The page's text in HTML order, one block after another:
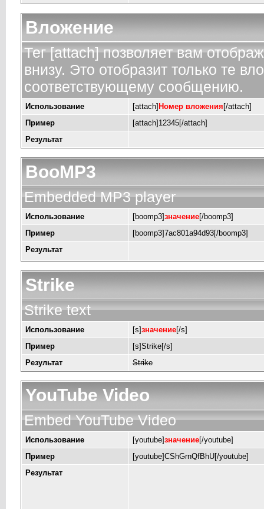
Вложение
Тег [attach] позволяет вам
внизу. Это отобразит только те
соответствующему сообщению.
Использование [attach] Номер вложения [/attach]
Пример
[attach]12345[/attach]
Результат
BooMP3
Embedded MP3 player
Использование [boomp3]значение[/boomp3]
Пример
[boomp3]7ac801a94d93[/boomp3]
Результат
Strike
Strike text
Использование [s]значение[/s]
Пример
[s]Strike[/s]
Результат
Strike
YouTube Video
Embed YouTube Video
Использование [youtube]значение[/youtube]
Пример
[youtube]CShGrnQfBhU[/youtube]
Результат